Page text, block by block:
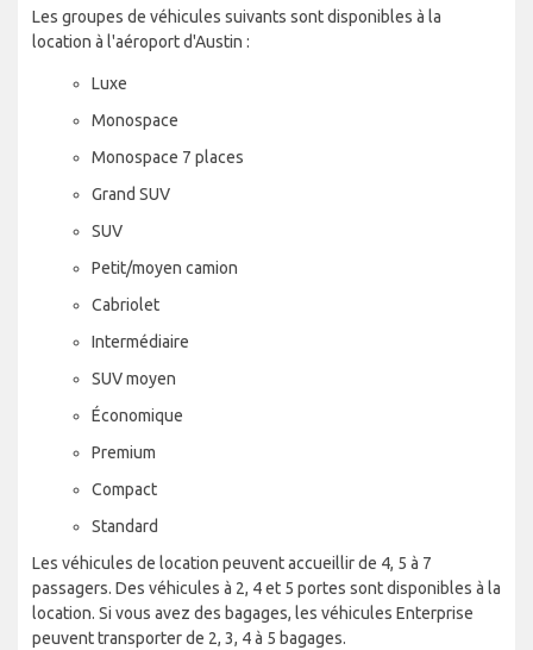
Les groupes de véhicules suivants sont disponibles à la
location à l'aéroport d'Austin :
Luxe
Monospace
Monospace 7 places
Grand SUV
SUV
Petit/moyen camion
Cabriolet
Intermédiaire
SUV moyen
Économique
Premium
Compact
Standard
Les véhicules de location peuvent accueillir de 4, 5 à 7
passagers. Des véhicules à 2, 4 et 5 portes sont disponibles à la
location. Si vous avez des bagages, les véhicules Enterprise
peuvent transporter de 2, 3, 4 à 5 bagages.